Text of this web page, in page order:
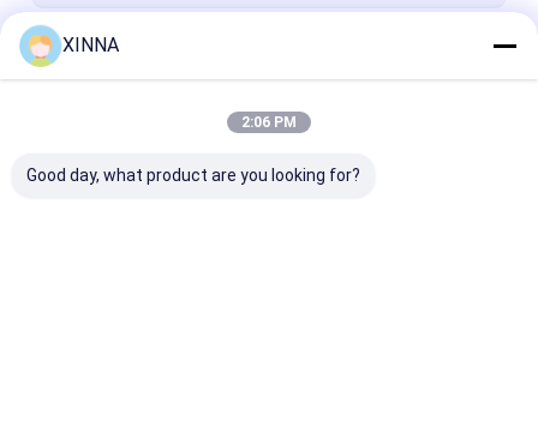
Membran Nilon
Penjaga Transduser
XINNA
2:06 PM
Good day, what product are you looking for?